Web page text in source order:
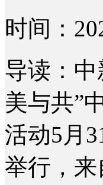
时间：
导读：中
美与共”
活动5月
举行，